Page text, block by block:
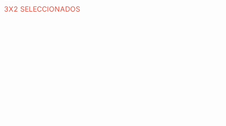
3X2 SELECCIONADOS